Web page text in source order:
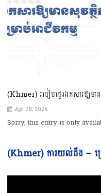
(Khmer) របៀបផ្ទេរឯកសារឱ្យមា
Apr 28, 2026
Sorry, this entry is only
(Khmer) ការយល់ដឹង – ប្រ